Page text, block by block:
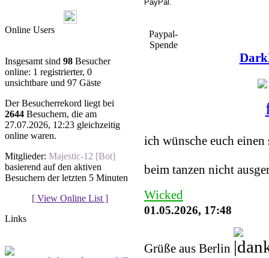
Online Users
Insgesamt sind 98 Besucher
online: 1 registrierter, 0
unsichtbare und 97 Gäste
Der Besucherrekord liegt bei
2644 Besuchern, die am
27.07.2026, 12:23 gleichzeitig
online waren.
Mitglieder: Majestic-12 [Bot]
basierend auf den aktiven
Besuchern der letzten 5 Minuten
[ View Online List ]
Links
Paypal-
Spende
ich wünsche euch
beim tanzen nicht
Wicked
01.05.2026, 17:48
Grüße aus Berlin